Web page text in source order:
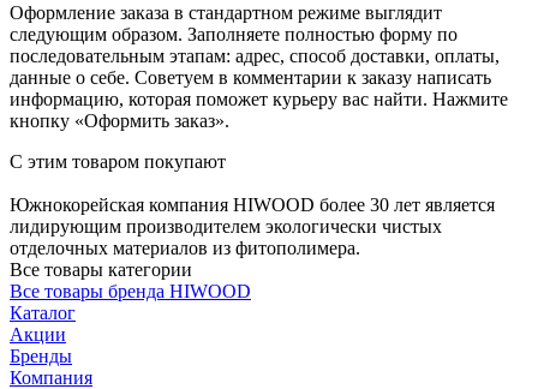
Оформление заказа в стандартном режиме выглядит
следующим образом. Заполняете полностью форму по
последовательным этапам: адрес, способ доставки, оплаты,
данные о себе. Советуем в комментарии к заказу написать
информацию, которая поможет курьеру вас найти. Нажмите
кнопку «Оформить заказ».
С этим товаром покупают
Южнокорейская компания HIWOOD более 30 лет является
лидирующим производителем экологически чистых
отделочных материалов из фитополимера.
Все товары категории
Все товары бренда HIWOOD
Каталог
Акции
Бренды
Компания